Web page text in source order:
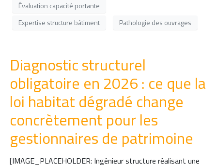
Évaluation capacité portante
Expertise structure bâtiment
Pathologie des ouvrages
Diagnostic structurel
obligatoire en 2026 : ce que la
loi habitat dégradé change
concrètement pour les
gestionnaires de patrimoine
[IMAGE_PLACEHOLDER: Ingénieur structure réalisant une